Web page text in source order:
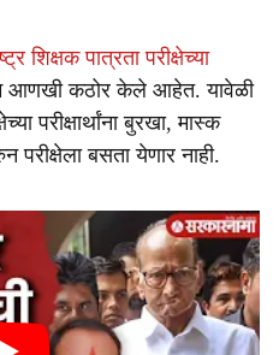
शिक्षक पात्रता परीक्षेच्या
आणखी कठोर केले आहेत. यावेळी
परीक्षार्थांना बुरखा, मास्क
परीक्षेला बसता येणार नाही.